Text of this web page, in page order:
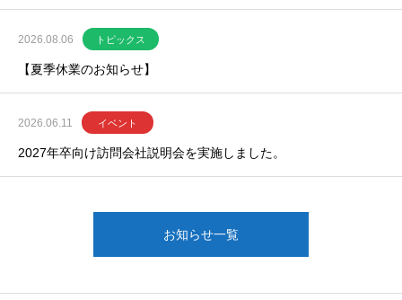
2026.08.06 トピックス
【夏季休業のお知らせ】
2026.06.11 イベント
2027年卒向け訪問会社説明会を実施しました。
お知らせ一覧